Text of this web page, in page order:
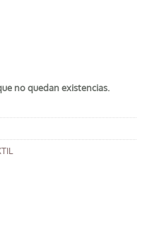
no quedan existencias.